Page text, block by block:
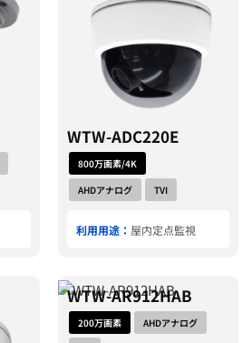
WTW-ADC220E
800万画素/4K
AHDアナログ
TVI
利用用途： 屋内定点監視
WTW-AR912HAB
200万画素
AHDアナログ